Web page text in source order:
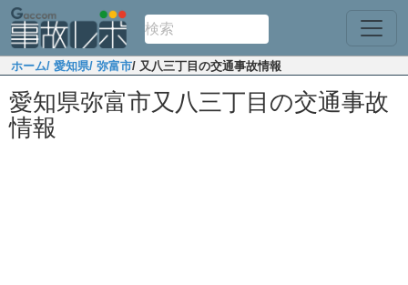
ホーム/ 愛知県/ 弥富市/ 又八三丁目の交通事故情報
愛知県弥富市又八三丁目の交通事故
情報